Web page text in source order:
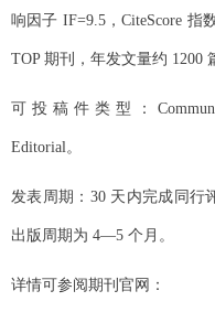
响因子 IF=9.5，CiteScore 指
TOP 期刊，年发文量约 1200
可投稿件类型：
Editorial。
发表周期：30 天内完成同行
出版周期为 4—5 个月。
详情可参阅期刊官网：